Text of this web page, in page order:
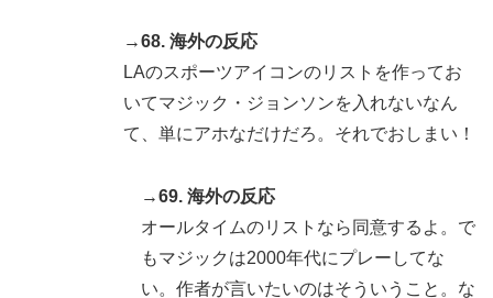
→68. 海外の反応
LAのスポーツアイコンのリストを作ってお
いてマジック・ジョンソンを入れないなん
て、単にアホなだけだろ。それでおしまい！
→69. 海外の反応
オールタイムのリストなら同意するよ。で
もマジックは2000年代にプレーしてな
い。作者が言いたいのはそういうこと。な